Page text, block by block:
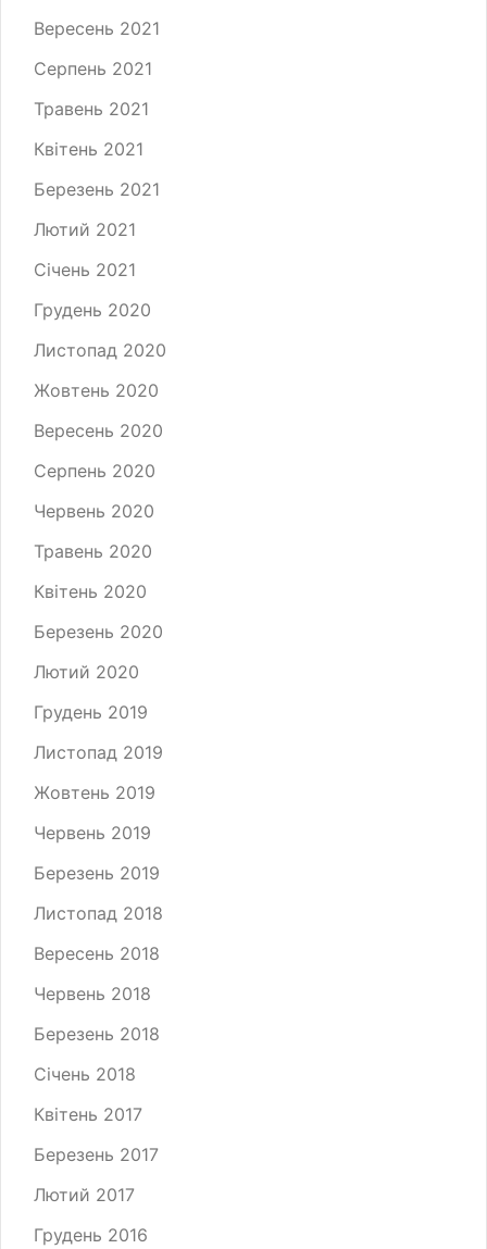
Вересень 2021
Серпень 2021
Травень 2021
Квітень 2021
Березень 2021
Лютий 2021
Січень 2021
Грудень 2020
Листопад 2020
Жовтень 2020
Вересень 2020
Серпень 2020
Червень 2020
Травень 2020
Квітень 2020
Березень 2020
Лютий 2020
Грудень 2019
Листопад 2019
Жовтень 2019
Червень 2019
Березень 2019
Листопад 2018
Вересень 2018
Червень 2018
Березень 2018
Січень 2018
Квітень 2017
Березень 2017
Лютий 2017
Грудень 2016